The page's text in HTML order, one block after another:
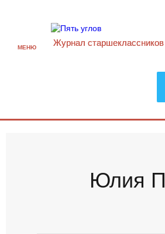
МЕНЮ Журнал старшекласcников
Юлия